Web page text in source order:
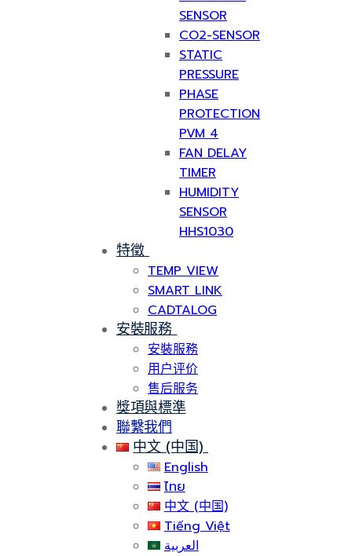
SENSOR
CO2-SENSOR
STATIC
PRESSURE
PHASE
PROTECTION
PVM 4
FAN DELAY
TIMER
HUMIDITY
SENSOR
HHS1030
特徵
TEMP VIEW
SMART LINK
CADTALOG
安裝服務
安裝服務
用户评价
售后服务
獎項與標準
聯繫我們
中文 (中国)
English
ไทย
中文 (中国)
Tiếng Việt
العربية